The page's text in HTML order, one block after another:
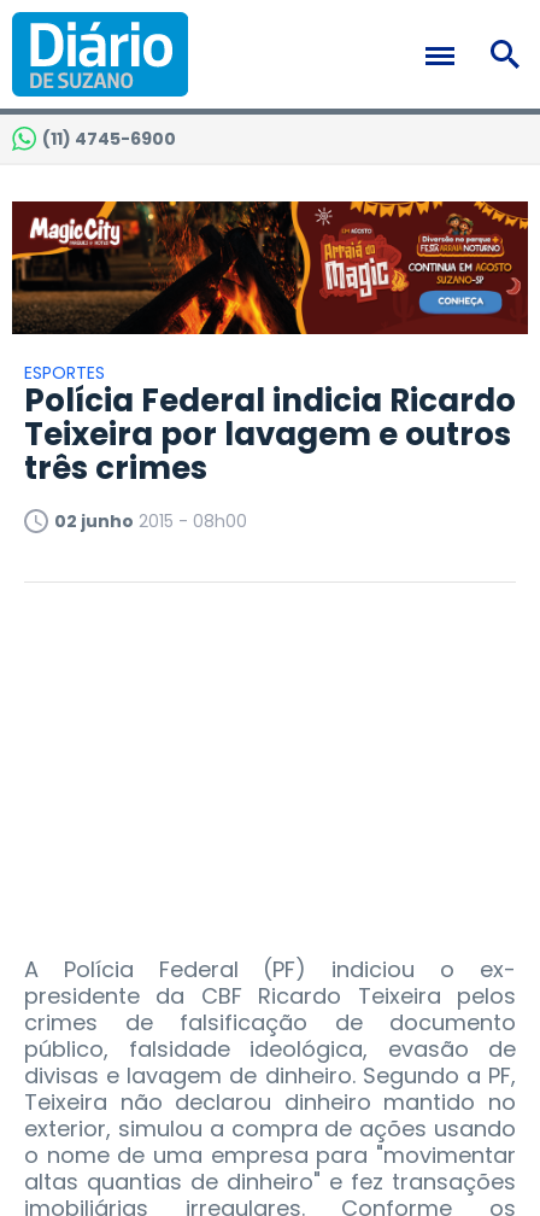
(11) 4745-6900
ESPORTES
Polícia Federal indicia Ricardo
Teixeira por lavagem e outros
três crimes
02 junho 2015 - 08h00
A Polícia Federal (PF) indiciou o ex-
presidente da CBF Ricardo Teixeira pelos
crimes de falsificação de documento
público, falsidade ideológica, evasão de
divisas e lavagem de dinheiro. Segundo a PF,
Teixeira não declarou dinheiro mantido no
exterior, simulou a compra de ações usando
o nome de uma empresa para "movimentar
altas quantias de dinheiro" e fez transações
imobiliárias irregulares. Conforme os